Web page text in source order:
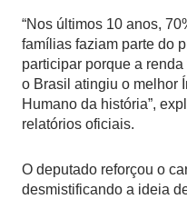
“Nos últimos 10 anos,
famílias faziam parte do
participar porque a
o Brasil atingiu o melhor
Humano da história”,
relatórios oficiais.
O deputado reforçou o
desmistificando a ideia